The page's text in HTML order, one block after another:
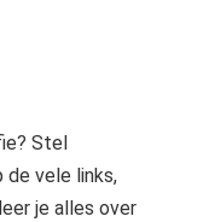
Stel
de vele links,
je alles over